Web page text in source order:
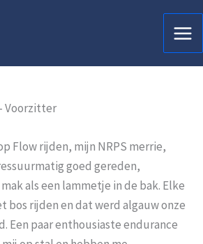
Voorzitter
Flow rijden, mijn NRPS merrie,
goed gereden,
als een lammetje in de bak. Elke
bos rijden en dat werd algauw onze
Een paar enthousiaste endurance